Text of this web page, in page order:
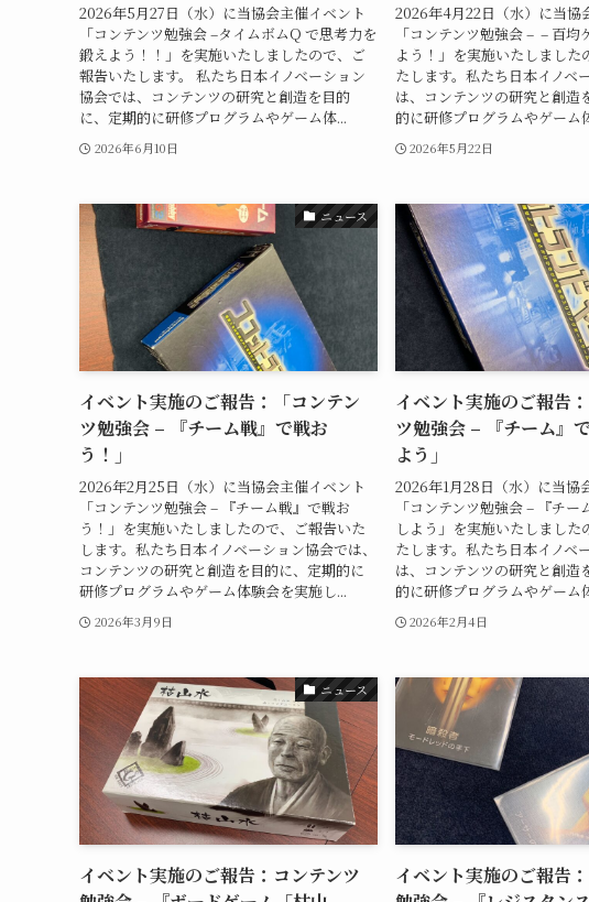
2026年5月27日（水）に当協会主催イベント
「コンテンツ勉強会 –タイムボムQ で思考力を
鍛えよう！！」を実施いたしましたので、ご
報告いたします。 私たち日本イノベーション
協会では、コンテンツの研究と創造を目的
に、定期的に研修プログラムやゲーム体...
2026年6月10日
2026年4月22日（水）に当協
「コンテンツ勉強会 – – 百均
よう！」を実施いたしました
たします。私たち日本イノベ
は、コンテンツの研究と創造
的に研修プログラムやゲーム
2026年5月22日
ニュース
イベント実施のご報告：「コンテン
ツ勉強会 – 『チーム戦』で戦お
う！」
2026年2月25日（水）に当協会主催イベント
「コンテンツ勉強会 – 『チーム戦』で戦お
う！」を実施いたしましたので、ご報告いた
します。私たち日本イノベーション協会では、
コンテンツの研究と創造を目的に、定期的に
研修プログラムやゲーム体験会を実施し...
2026年3月9日
イベント実施のご報告
ツ勉強会 – 『チーム』
よう」
2026年1月28日（水）に当協
「コンテンツ勉強会 – 『チー
しよう」を実施いたしました
たします。私たち日本イノベ
は、コンテンツの研究と創造
的に研修プログラムやゲーム
2026年2月4日
ニュース
イベント実施のご報告：コンテンツ
イベント実施のご報告